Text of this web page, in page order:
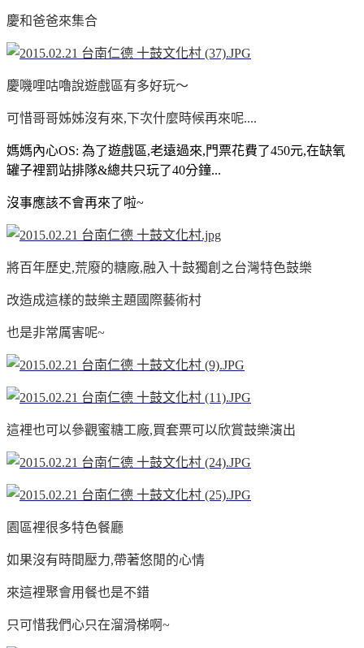
慶和爸爸來集合
慶嘰哩咕嚕說遊戲區有多好玩～
可惜哥哥姊姊沒有來,下次什麼時候再來呢....
媽媽內心OS: 為了遊戲區,老遠過來,門票花費了450元,在缺氧
罐子裡罰站排隊&總共只玩了40分鐘...
沒事應該不會再來了啦~
將百年歷史,荒廢的糖廠,融入十鼓獨創之台灣特色鼓樂
改造成這樣的鼓樂主題國際藝術村
也是非常厲害呢~
這裡也可以參觀蜜糖工廠,買套票可以欣賞鼓樂演出
園區裡很多特色餐廳
如果沒有時間壓力,帶著悠閒的心情
來這裡聚會用餐也是不錯
只可惜我們心只在溜滑梯啊~